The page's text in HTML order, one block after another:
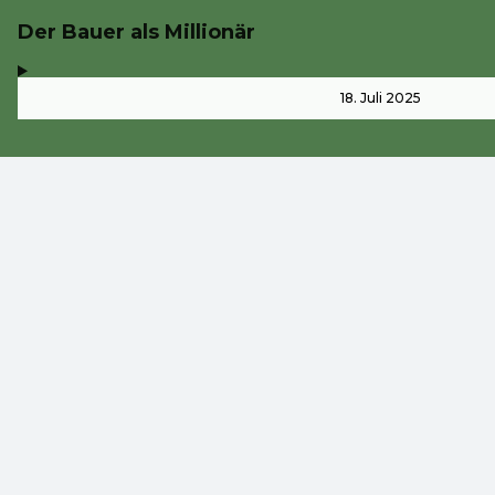
Der Bauer als Millionär
18. Juli 2025